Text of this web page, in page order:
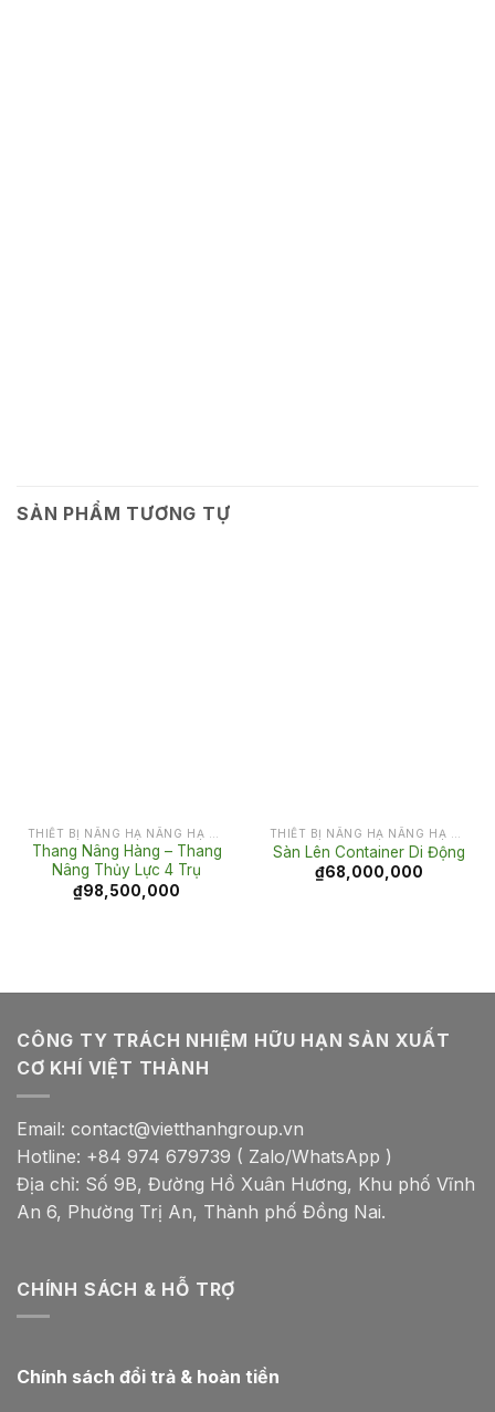
SẢN PHẨM TƯƠNG TỰ
Thang Nâng Hàng – Thang
Nâng Thủy Lực 4 Trụ
₫98,500,000
Sàn Lên Container Di Động
₫68,000,000
CÔNG TY TRÁCH NHIỆM HỮU HẠN SẢN XUẤT
CƠ KHÍ VIỆT THÀNH
Email: contact@vietthanhgroup.vn
Hotline: +84 974 679739 ( Zalo/WhatsApp )
Địa chỉ: Số 9B, Đường Hồ Xuân Hương, Khu phố Vĩnh
An 6, Phường Trị An, Thành phố Đồng Nai.
CHÍNH SÁCH & HỖ TRỢ
Chính sách đổi trả & hoàn tiền